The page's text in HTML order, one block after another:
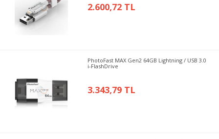
2.600,72 TL
PhotoFast MAX Gen2 64GB Lightning / USB 3.0
i-FlashDrive
3.343,79 TL